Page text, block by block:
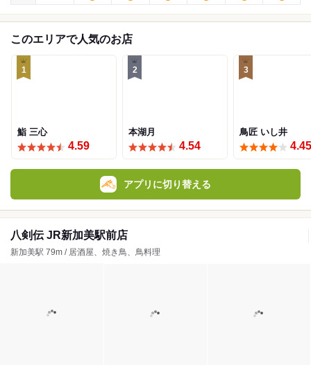
このエリアで人気のお店
1
鮨 三心
4.59
2
本湖月
4.54
3
鳥匠 いし井
4.45
アプリに切り替える
八剣伝 JR新加美駅前店
新加美駅 79m / 居酒屋、焼き鳥、鳥料理